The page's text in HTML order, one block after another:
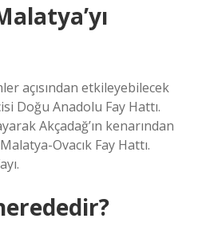
açısından etkileyebilecek
Doğu Anadolu Fay Hattı.
Akçadağ’ın kenarından
Ovacık Fay Hattı.